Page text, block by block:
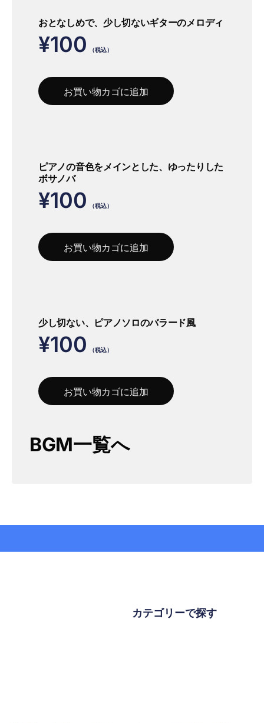
おとなしめで、少し切ないギターのメロディ
¥100 （税込）
お買い物カゴに追加
ピアノの音色をメインとした、ゆったりした
ボサノバ
¥100 （税込）
お買い物カゴに追加
少し切ない、ピアノソロのバラード風
¥100 （税込）
お買い物カゴに追加
BGM一覧へ
カテゴリーで探す